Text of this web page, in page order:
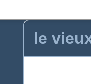
le